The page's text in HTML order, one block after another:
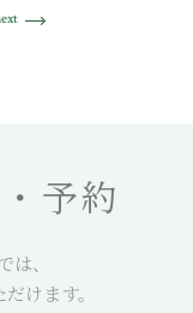
予約
は、
けます。